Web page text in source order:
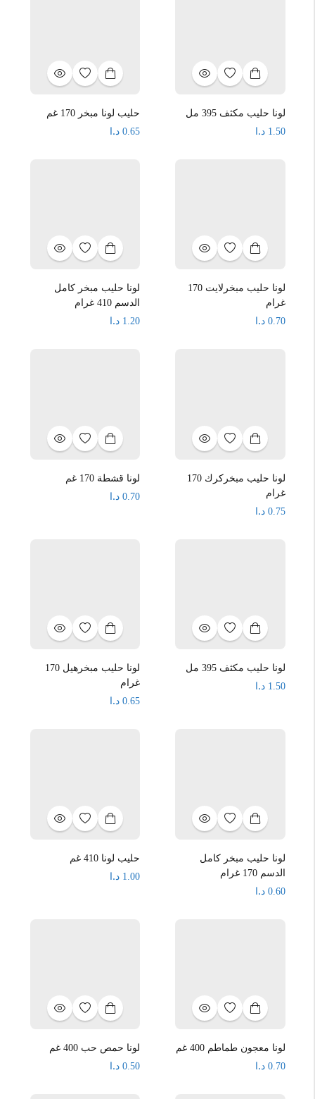
لونا حليب مكثف 395 مل
1.50 د.ا
حليب لونا مبخر 170 غم
0.65 د.ا
لونا حليب مبخرلايت 170
غرام
0.70 د.ا
لونا حليب مبخر كامل
الدسم 410 غرام
1.20 د.ا
لونا حليب مبخركرك 170
غرام
0.75 د.ا
لونا قشطة 170 غم
0.70 د.ا
لونا حليب مكثف 395 مل
1.50 د.ا
لونا حليب مبخرهيل 170
غرام
0.65 د.ا
لونا حليب مبخر كامل
الدسم 170 غرام
0.60 د.ا
حليب لونا 410 غم
1.00 د.ا
لونا معجون طماطم 400 غم
0.70 د.ا
لونا حمص حب 400 غم
0.50 د.ا